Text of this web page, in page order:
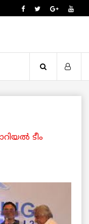
ടീം